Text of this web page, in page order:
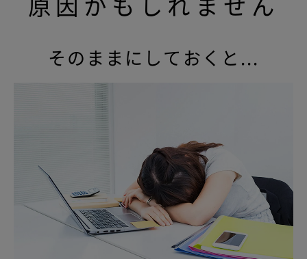
原因かもしれません
そのままにしておくと...